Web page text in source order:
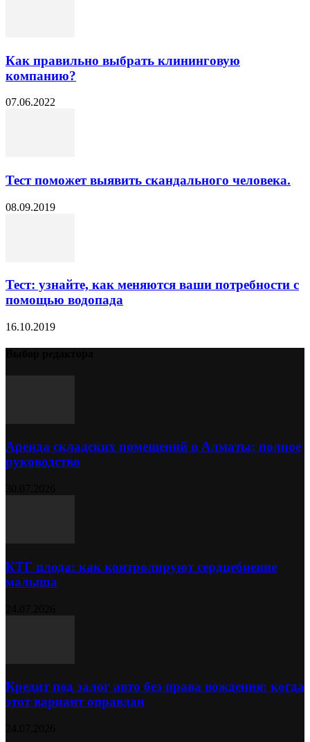
Как правильно выбрать клининговую
компанию?
07.06.2022
Тест поможет выявить скандального человека.
08.09.2019
Тест: узнайте, как меняются ваши потребности с
помощью водопада
16.10.2019
Аренда складских помещений в Алматы: полное
руководство
КТГ плода: как контролируют сердцебиение
малыша
Кредит под залог авто без права вождения: когда
этот вариант оправдан